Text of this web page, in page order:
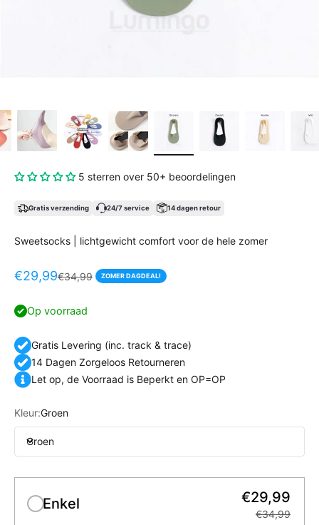
5 sterren over 50+ beoordelingen
Gratis verzending 24/7 service 14 dagen retour
Sweetsocks | lichtgewicht comfort voor de hele zomer
Aanbiedingsprijs
€29,99Normale prijs
€34,99 ZOMER DAGDEAL!
Op voorraad
Gratis Levering (inc. track & trace)
14 Dagen Zorgeloos Retourneren
Let op, de Voorraad is Beperkt en OP=OP
Kleur:Groen
Groen
Enkel €29,99
€34,99